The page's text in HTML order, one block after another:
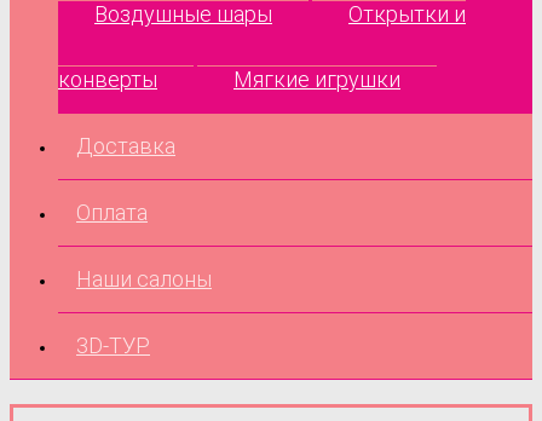
Воздушные шары Открытки и
конверты Мягкие игрушки
Доставка
Оплата
Наши салоны
3D-ТУР